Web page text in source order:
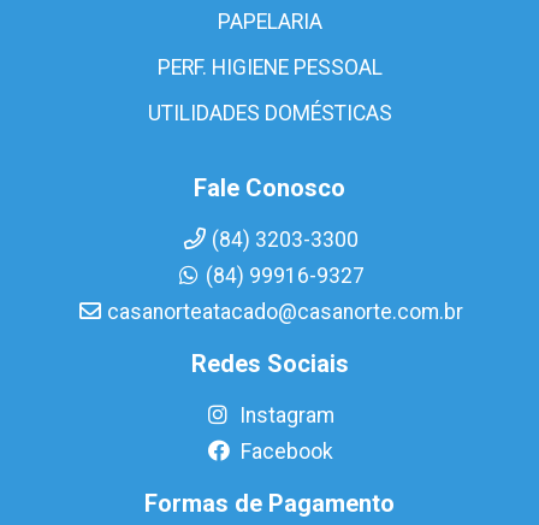
PAPELARIA
PERF. HIGIENE PESSOAL
UTILIDADES DOMÉSTICAS
Fale Conosco
(84) 3203-3300
(84) 99916-9327
casanorteatacado@casanorte.com.br
Redes Sociais
Instagram
Facebook
Formas de Pagamento